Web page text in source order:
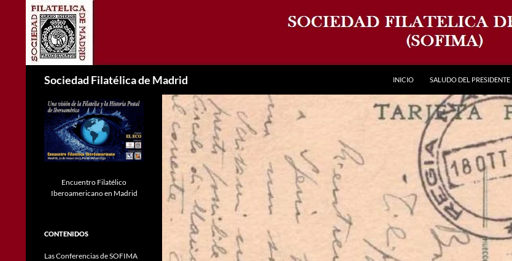
contenido
Sociedad Filatélica de Madrid INICIO SALUDO DEL PRESIDENTE
Encuentro Filatélico
Iberoamericano en Madrid
CONTENIDOS
Las Conferencias de SOFIMA